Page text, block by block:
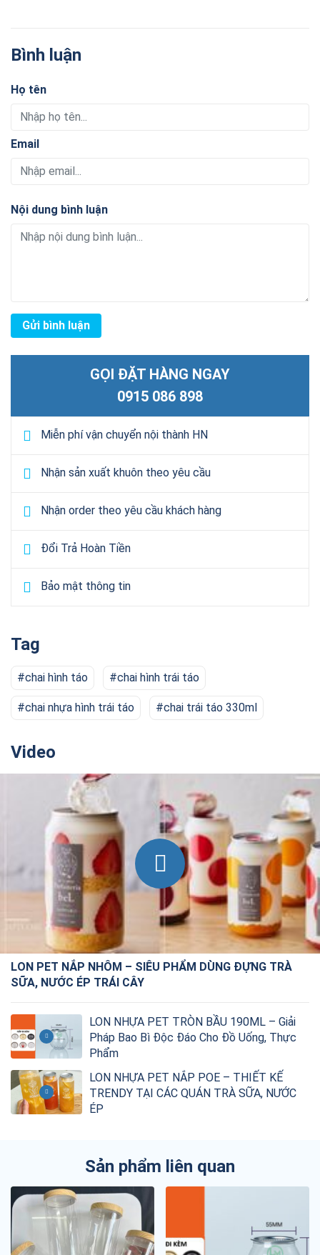
Bình luận
Họ tên
Email
Nội dung bình luận
GỌI ĐẶT HÀNG NGAY
0915 086 898
Miễn phí vận chuyển nội thành HN
Nhận sản xuất khuôn theo yêu cầu
Nhận order theo yêu cầu khách hàng
Đổi Trả Hoàn Tiền
Bảo mật thông tin
Tag
chai hình táo chai hình trái táo
chai nhựa hình trái táo chai trái táo 330ml
Video
LON PET NẮP NHÔM – SIÊU PHẨM DÙNG ĐỰNG TRÀ
SỮA, NƯỚC ÉP TRÁI CÂY
LON NHỰA PET TRÒN BẦU 190ML – Giải
Pháp Bao Bì Độc Đáo Cho Đồ Uống, Thực
Phẩm
LON NHỰA PET NẮP POE – THIẾT KẾ
TRENDY TẠI CÁC QUÁN TRÀ SỮA, NƯỚC
ÉP
Sản phẩm liên quan